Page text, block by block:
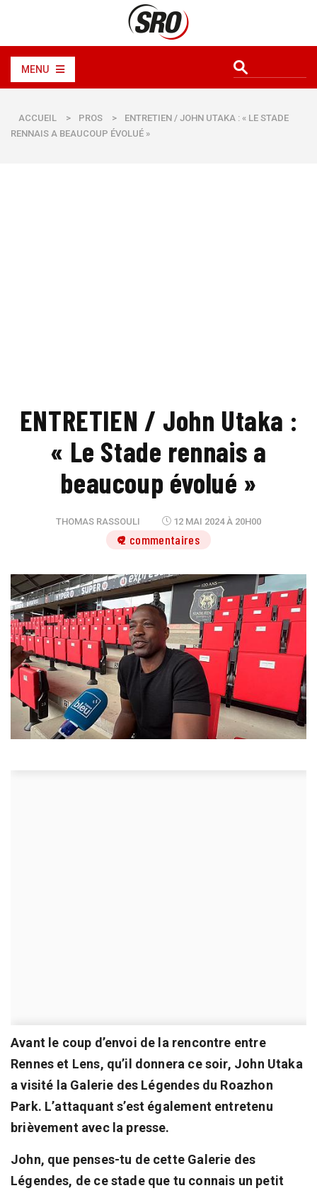
MENU
ACCUEIL > PROS >
ENTRETIEN / JOHN UTAKA : « LE STADE
RENNAIS A BEAUCOUP ÉVOLUÉ »
ENTRETIEN / John Utaka :
« Le Stade rennais a
beaucoup évolué »
THOMAS RASSOULI 12 MAI 2024 À 20H00
2 commentaires
Avant le coup d’envoi de la rencontre entre
Rennes et Lens, qu’il donnera ce soir, John Utaka
a visité la Galerie des Légendes du Roazhon
Park. L’attaquant s’est également entretenu
brièvement avec la presse.
John, que penses-tu de cette Galerie des
Légendes, de ce stade que tu connais un petit